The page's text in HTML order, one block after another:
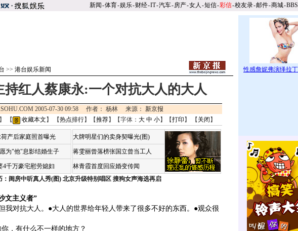
新闻-体育-娱乐-财经-IT-汽车-房产-女人 -短信-彩信-校友录-邮件-商城-BBS
>> 港台娱乐新闻
持红人蔡康永:一个对抗大人的大人
2005-07-30 09:58 作者： 杨林 来源： 新京报
】 【 收藏本文 】 【热点排行】【推荐】【字体： 大 中 小】【打印 】 【 关闭 】
荷产后家庭照首曝光
为"他"息影结婚生子
4千万豪宅慰劳媳妇
大牌明星们的卖身契曝光(图)
蒋雯丽曾落榜张国立曾当工人
林青霞首度回应婚变传闻
：闺房中听真人秀(图) 北京升级特别唱区 搜狗女声海选再启
文主义者”
对抗大人。●大人的世界给年轻人带来了很多不好的东西。●观众很
有什么不一样的地方？